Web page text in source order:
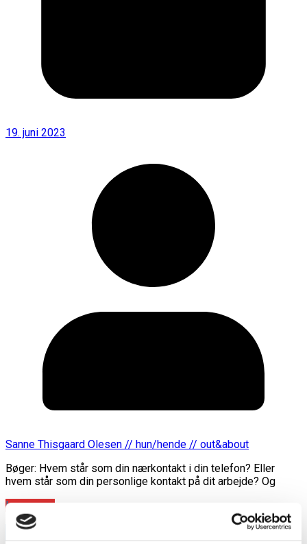
19. juni 2023
Sanne Thisgaard Olesen // hun/hende // out&about
Bøger: Hvem står som din nærkontakt i din telefon? Eller
hvem står som din personlige kontakt på dit arbejde? Og
Læs mere
annonce